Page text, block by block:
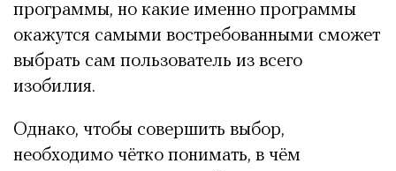
программы, но какие именно программы
окажутся самыми востребованными сможет
выбрать сам пользователь из всего
изобилия.
Однако, чтобы совершить выбор,
необходимо чётко понимать, в чём